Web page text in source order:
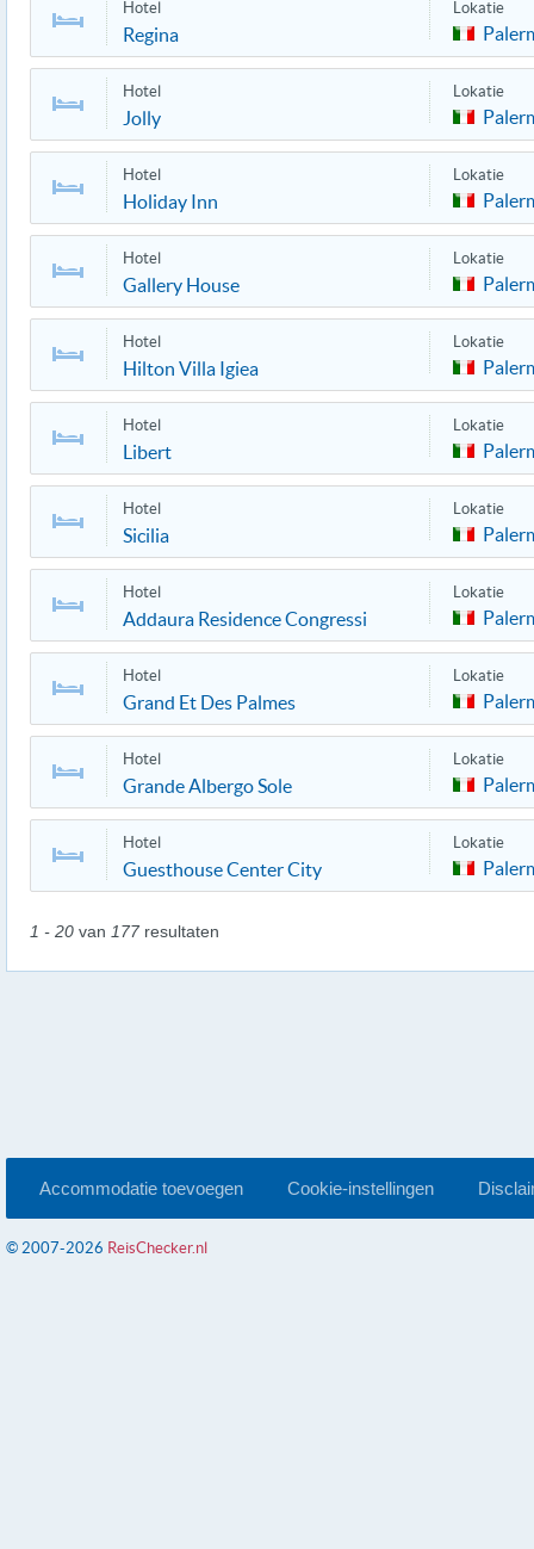
Hotel
Regina
Lokatie
Hotel
Jolly
Lokatie
Hotel
Holiday Inn
Lokatie
Hotel
Gallery House
Lokatie
Hotel
Hilton Villa Igiea
Lokatie
Hotel
Libert
Lokatie
Hotel
Sicilia
Lokatie
Hotel
Addaura Residence Congressi
Lokatie
Hotel
Grand Et Des Palmes
Lokatie
Hotel
Grande Albergo Sole
Lokatie
Hotel
Guesthouse Center City
Lokatie
1 - 20 van 177 resultaten
Accommodatie toevoegen Cookie-instellingen
© 2007-2026 ReisChecker.nl